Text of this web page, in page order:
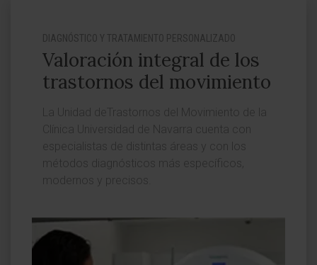
DIAGNÓSTICO Y TRATAMIENTO PERSONALIZADO
Valoración integral de los
trastornos del movimiento
La Unidad deTrastornos del Movimiento de la
Clínica Universidad de Navarra cuenta con
especialistas de distintas áreas y con los
métodos diagnósticos más específicos,
modernos y precisos.